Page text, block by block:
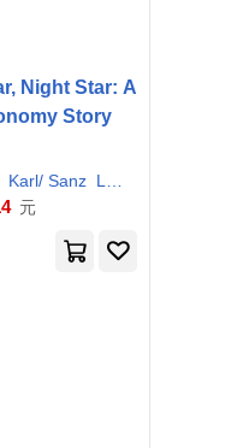
Night Star: A
Story
Karl/ Sanz Luis (
元